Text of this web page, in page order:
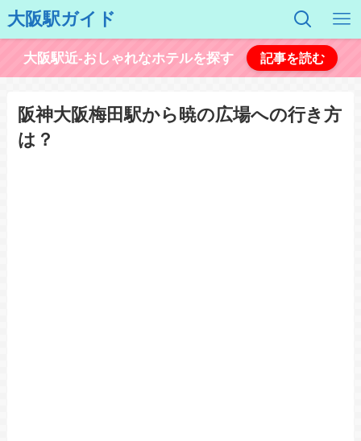
大阪駅ガイド
大阪駅近-おしゃれなホテルを探す 記事を読む
阪神大阪梅田駅から暁の広場への行き方
は？